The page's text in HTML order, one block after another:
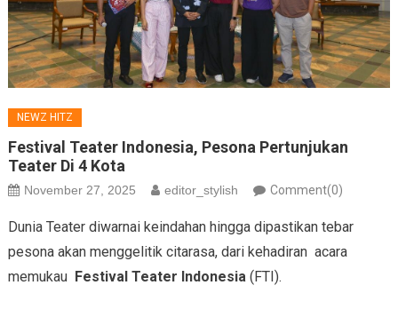
NEWZ HITZ
Festival Teater Indonesia, Pesona Pertunjukan
Teater Di 4 Kota
November 27, 2025 editor_stylish Comment(0)
Dunia Teater diwarnai keindahan hingga dipastikan tebar
pesona akan menggelitik citarasa, dari kehadiran acara
memukau Festival Teater Indonesia (FTI).